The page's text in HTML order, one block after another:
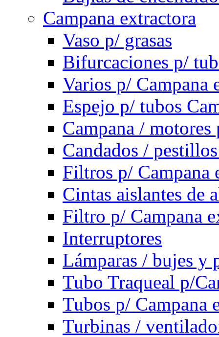
Campana extractora
Vaso p/ grasas
Bifurcaciones p/
Varios p/ Campana
Espejo p/ tubos
Campana /
Candados /
Filtros p/ Campana
Cintas aislantes de
Filtro p/ Campana
Interruptores
Lámparas / bujes y
Tubo Traqueal p/
Tubos p/ Campana
Turbinas /